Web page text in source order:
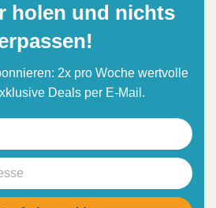
holen und nichts
2x pro Woche wertvolle
Deals per E-Mail.